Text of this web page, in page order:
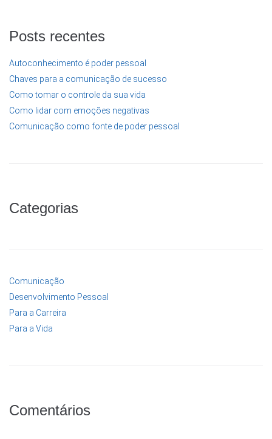
Posts recentes
Autoconhecimento é poder pessoal
Chaves para a comunicação de sucesso
Como tomar o controle da sua vida
Como lidar com emoções negativas
Comunicação como fonte de poder pessoal
Categorias
Comunicação
Desenvolvimento Pessoal
Para a Carreira
Para a Vida
Comentários